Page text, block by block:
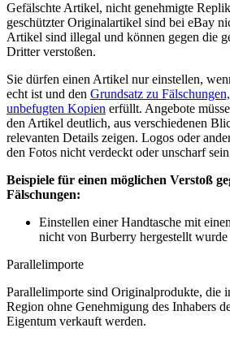
Gefälschte Artikel, nicht genehmigte
geschützter Originalartikel sind bei eBay
Artikel sind illegal und können gegen die
Dritter verstoßen.
Sie dürfen einen Artikel nur einstellen,
echt ist und den Grundsatz zu
unbefugten Kopien erfüllt. Angebote
den Artikel deutlich, aus verschiedenen
relevanten Details zeigen. Logos oder
den Fotos nicht verdeckt oder unscharf
Beispiele für einen möglichen Verstoß
Fälschungen:
Einstellen einer Handtasche mit
nicht von Burberry hergestellt wurde
Parallelimporte
Parallelimporte sind Originalprodukte, die
Region ohne Genehmigung des Inhabers
Eigentum verkauft werden.